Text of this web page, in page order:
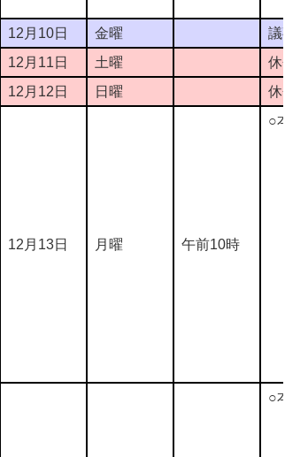
12月10日 金曜
議
12月11日
土曜
休
12月12日
日曜 休
12月13日 月曜 午前10時
○
○